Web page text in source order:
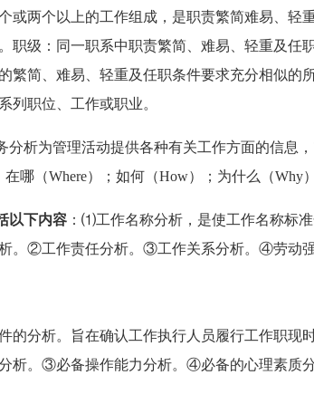
或两个以上的工作组成，是职责繁简难易、轻
职级：同一职系中职责繁简、难易、轻重及任
繁简、难易、轻重及任职条件要求充分相似的
列职位、工作或职业。
分析为管理活动提供各种有关工作方面的信息
在哪（Where）；如何（How）；为什么（Why
以下内容 ：⑴工作名称分析，是使工作名称标
。②工作责任分析。③工作关系分析。④劳动强
分析。旨在确认工作执行人员履行工作职现
析。③必备操作能力分析。④必备的心理素质